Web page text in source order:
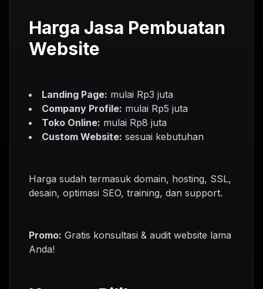
Harga Jasa Pembuatan
Website
Landing Page: mulai Rp3 juta
Company Profile: mulai Rp5 juta
Toko Online: mulai Rp8 juta
Custom Website: sesuai kebutuhan
Harga sudah termasuk domain, hosting, SSL,
desain, optimasi SEO, training, dan support.
Promo: Gratis konsultasi & audit website lama
Anda!